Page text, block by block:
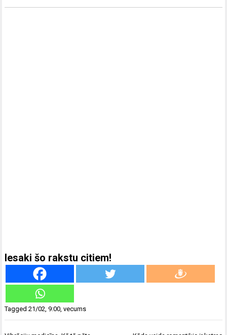
Iesaki šo rakstu citiem!
Tagged21/02,9:00,vecums